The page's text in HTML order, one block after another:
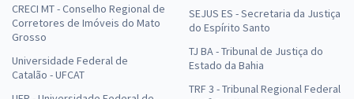
CRECI MT - Conselho Regional de
Corretores de Imóveis do Mato
Grosso
Universidade Federal de
Catalão - UFCAT
SEJUS ES - Secretaria da Justiça
do Espírito Santo
TJ BA - Tribunal de Justiça do
Estado da Bahia
TRF 3 - Tribunal Regional Federal